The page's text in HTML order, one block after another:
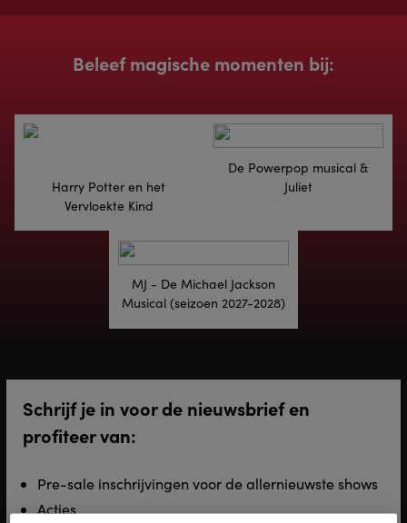
Beleef magische momenten bij:
Harry Potter en het
Vervloekte Kind
De Powerpop musical &
Juliet
MJ - De Michael Jackson
Musical (seizoen 2027-2028)
Schrijf je in voor de nieuwsbrief en
profiteer van:
Pre-sale inschrijvingen voor de allernieuwste shows
Acties